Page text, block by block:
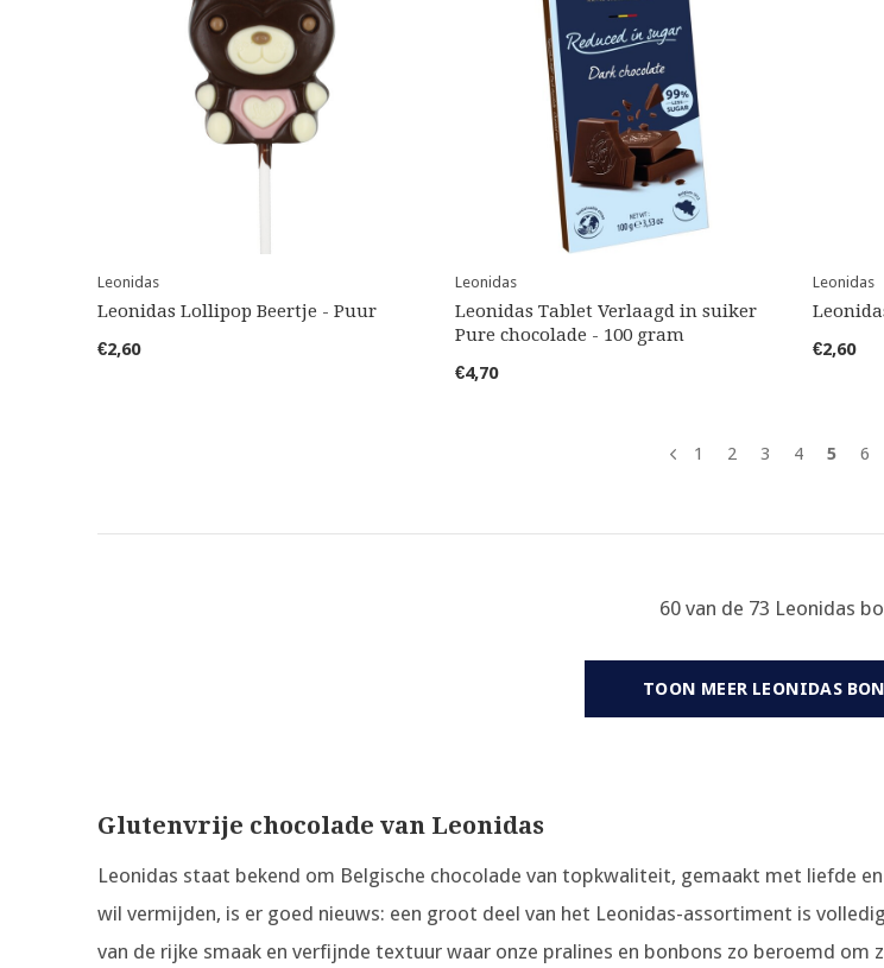
Leonidas
Leonidas Lollipop Beertje - Puur
€2,60
Leonidas
Leonidas Tablet Verlaagd in suiker
Pure chocolade - 100 gram
€4,70
Leonidas
€2,60
1 2 3 4 5 6
60 van de 73 Leonidas
TOON MEER LEONIDAS
Glutenvrije chocolade van Leonidas
Leonidas staat bekend om Belgische chocolade van topkwaliteit, gemaakt met liefde
wil vermijden, is er goed nieuws: een groot deel van het Leonidas-assortiment is
van de rijke smaak en verfijnde textuur waar onze pralines en bonbons zo beroemd om